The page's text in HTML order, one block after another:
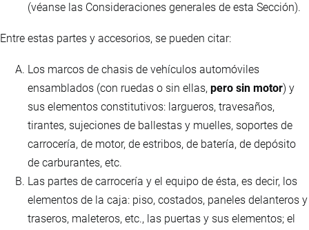
(véanse las Consideraciones generales de esta Sección).
Entre estas partes y accesorios, se pueden citar:
Los marcos de chasis de vehículos automóviles
ensamblados (con ruedas o sin ellas, pero sin motor) y
sus elementos constitutivos: largueros, travesaños,
tirantes, sujeciones de ballestas y muelles, soportes de
carrocería, de motor, de estribos, de batería, de depósito
de carburantes, etc.
Las partes de carrocería y el equipo de ésta, es decir, los
elementos de la caja: piso, costados, paneles delanteros y
traseros, maleteros, etc., las puertas y sus elementos; el